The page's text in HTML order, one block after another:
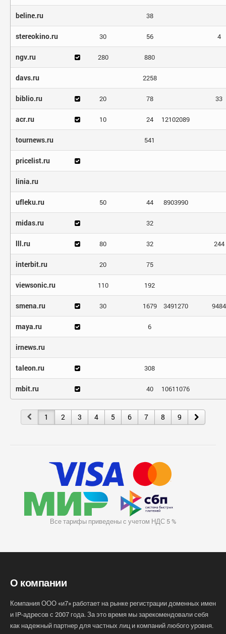
beline.ru 38
stereokino.ru 30 56 4
ngv.ru 280 880
davs.ru 2258
biblio.ru 20 78 33
acr.ru 10 24 12102089
tournews.ru 541
pricelist.ru
linia.ru
ufleku.ru 50 44 8903990
midas.ru 32
lll.ru 80 32 244
interbit.ru 20 75
viewsonic.ru 110 192
smena.ru 30 1679 3491270 9484
maya.ru 6
irnews.ru
taleon.ru 308
mbit.ru 40 10611076
1 2 3 4 5 6 7 8 9
Все тарифы приведены с учетом НДС 5 %
О компании
Компания ООО «и7» работает на рынке регистрации доменных имен
и IP-адресов с 2007 года. За это время мы зарекомендовали себя
как надежный партнер для частных лиц и компаний любого уровня.